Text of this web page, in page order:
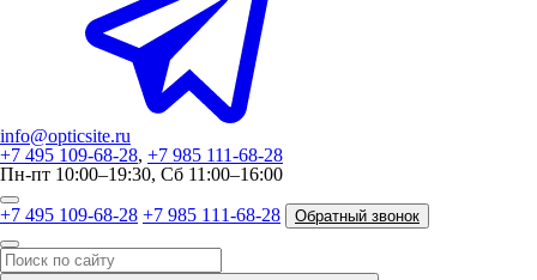
info@opticsite.ru
+7 495 109-68-28, +7 985 111-68-28
Пн-пт 10:00–19:30, Сб 11:00–16:00
+7 495 109-68-28 +7 985 111-68-28 Обратный звонок